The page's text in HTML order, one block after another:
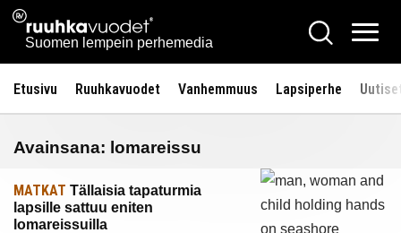
Siirry
sisältöön
Ruuhkavuodet.fi
Suomen lempein perhemedia
Hae
Etusivu Ruuhkavuodet Vanhemmuus Lapsiperhe
Avainsana: lomareissu
MATKAT Tällaisia tapaturmia
lapsille sattuu eniten
lomareissuilla